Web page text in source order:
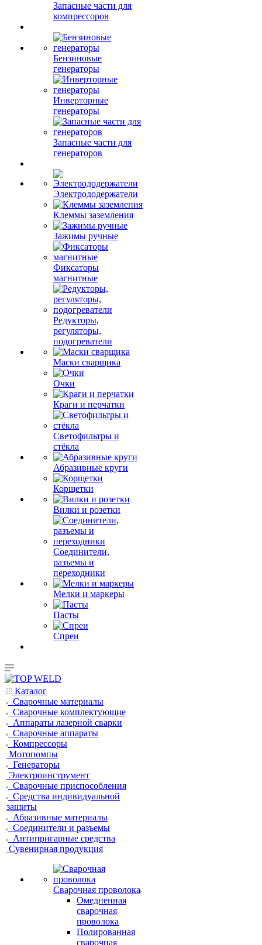
Запасные части для
компрессоров
Бензиновые
генераторы
Инверторные
генераторы
Запасные части для
генераторов
Электрододержатели
Клеммы заземления
Зажимы ручные
Фиксаторы
магнитные
Редукторы,
регуляторы,
подогреватели
Маски сварщика
Очки
Краги и перчатки
Светофильтры и
стёкла
Абразивные круги
Корщетки
Вилки и розетки
Соединители,
разъемы и
переходники
Мелки и маркеры
Пасты
Спреи
Каталог
Сварочные материалы
Сварочные комплектующие
Аппараты лазерной сварки
Сварочные аппараты
Компрессоры
Мотопомпы
Генераторы
Электроинструмент
Сварочные приспособления
Средства индивидуальной
защиты
Абразивные материалы
Соединители и разъемы
Антипригарные средства
Сувенирная продукция
Сварочная проволока
Омедненная
сварочная
проволока
Полированная
сварочная